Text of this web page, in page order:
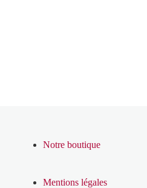
Notre boutique
Mentions légales